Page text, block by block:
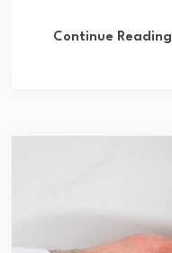
Continue Reading